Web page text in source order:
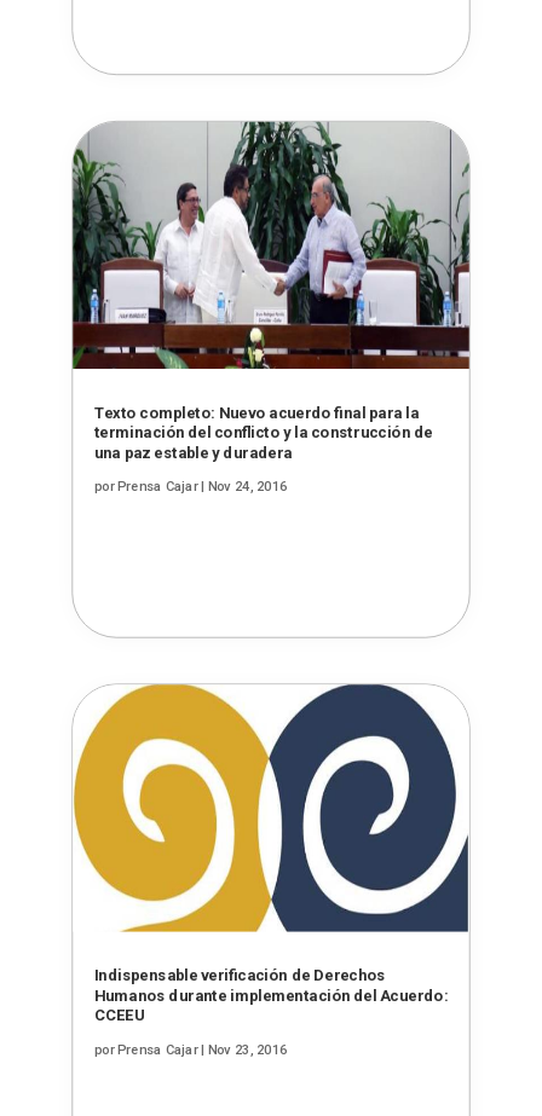
Texto completo: Nuevo acuerdo final para la
terminación del conflicto y la construcción de
una paz estable y duradera
porPrensa Cajar| Nov 24, 2016
Indispensable verificación de Derechos
Humanos durante implementación del Acuerdo:
CCEEU
porPrensa Cajar| Nov 23, 2016